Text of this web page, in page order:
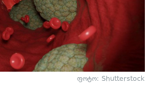
ფოტო: Shutterstock